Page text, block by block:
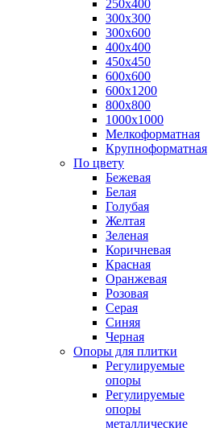
250х400
300х300
300х600
400х400
450х450
600х600
600х1200
800х800
1000х1000
Мелкоформатная
Крупноформатная
По цвету
Бежевая
Белая
Голубая
Желтая
Зеленая
Коричневая
Красная
Оранжевая
Розовая
Серая
Синяя
Черная
Опоры для плитки
Регулируемые
опоры
Регулируемые
опоры
металлические